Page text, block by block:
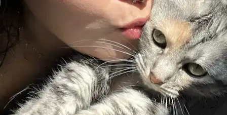
Zoe Europeo a pelo corto